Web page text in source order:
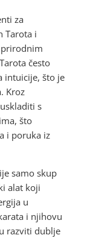
za
Tarota i
često
intuicije, što je
Kroz
s
što
i poruka iz
samo skup
alat koji
u
i njihovu
razviti dublje